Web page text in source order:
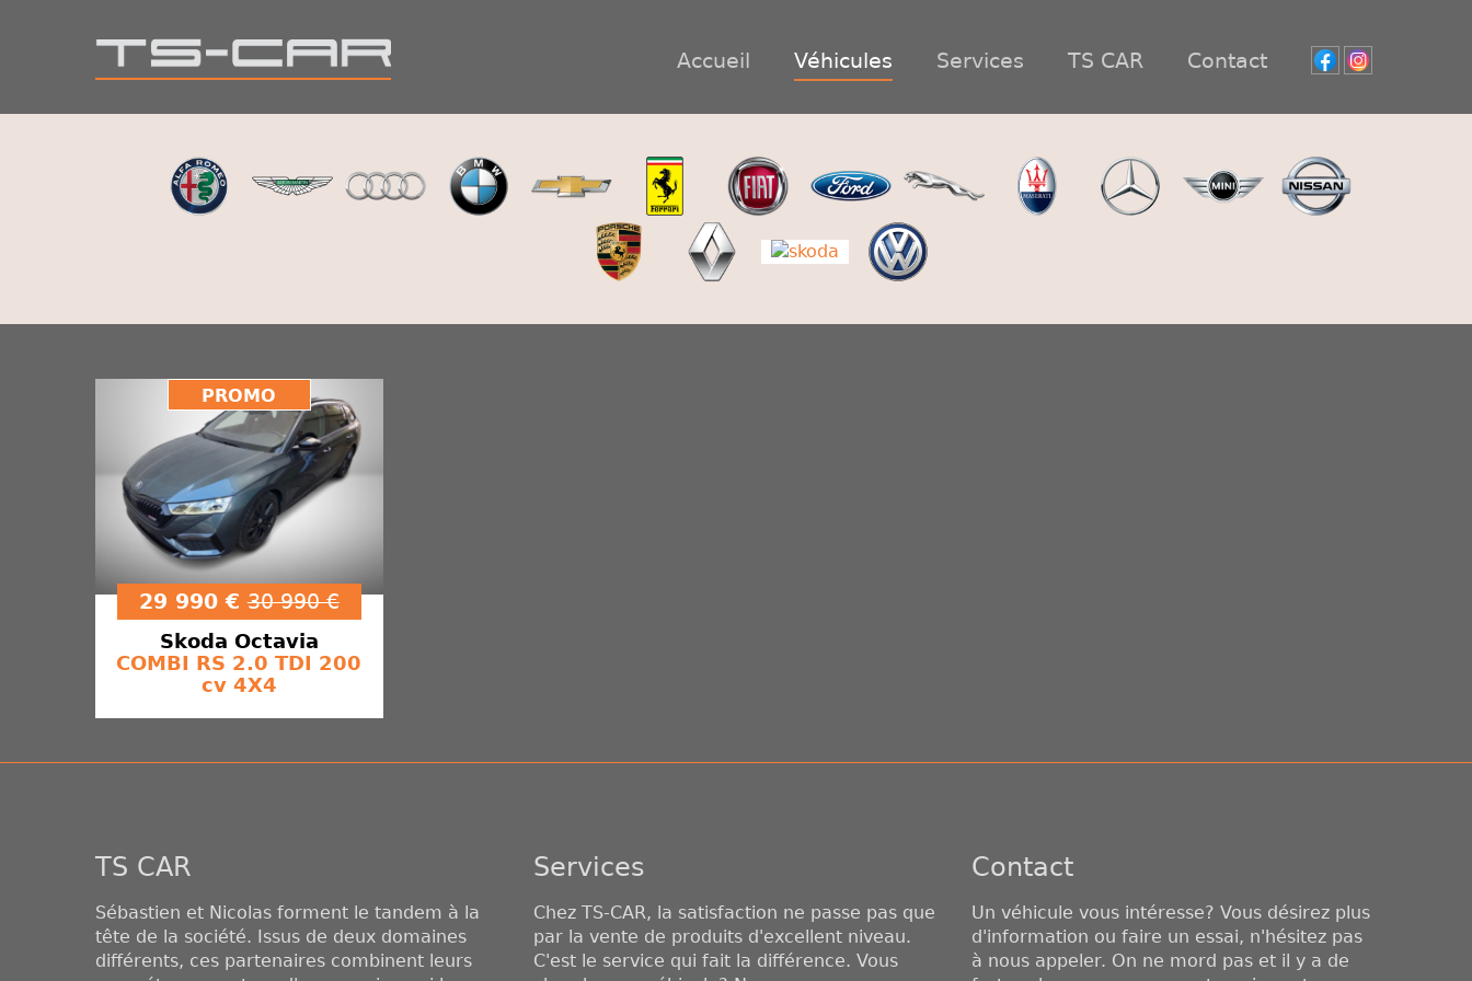
Accueil Véhicules Services TS CAR Contact
PROMO
29 990 €30 990 €
Skoda Octavia
COMBI RS​ 2.0 TDI 200
cv 4X4
TS CAR
Sébastien et Nicolas forment le tandem à la
tête de la société. Issus de deux domaines
différents, ces partenaires combinent leurs
Services
Chez TS-CAR, la satisfaction ne passe pas que
par la vente de produits d'excellent niveau.
C'est le service qui fait la différence. Vous
Contact
Un véhicule vous intéresse? Vous désirez plus
d'information ou faire un essai, n'hésitez pas
à nous appeler. On ne mord pas et il y a de